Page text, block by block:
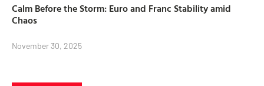
Calm Before the Storm: Euro and Franc Stability amid
Chaos
November 30, 2025